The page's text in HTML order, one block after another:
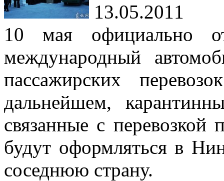
13.05.2011
10 мая официально
международный
пассажирских
дальнейшем,
связанные с
будут оформляться в
соседнюю страну.